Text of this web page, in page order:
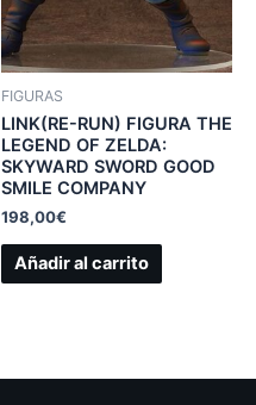
FIGURAS
LINK(RE-RUN) FIGURA THE
LEGEND OF ZELDA:
SKYWARD SWORD GOOD
SMILE COMPANY
198,00€
Añadir al carrito